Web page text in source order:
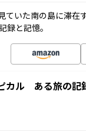
ていた南の島に滞在
録と記憶。
カル ある旅の